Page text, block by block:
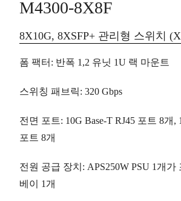
M4300-8X8F
8X10G, 8XSFP+ 관리형 스위치
폼 팩터 : 반폭 1,2 유닛 1U 랙 마운트
스위칭 패브릭: 320 Gbps
전면 포트: 10G Base-T RJ45 포트 8개 ,
포트 8개
전원 공급 장치 : APS250W PSU 1개가
베이 1개